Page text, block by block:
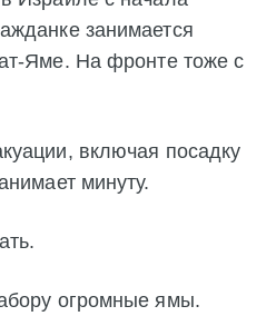
занимается
Яме. На фронте тоже с
включая посадку
минуту.
огромные ямы.